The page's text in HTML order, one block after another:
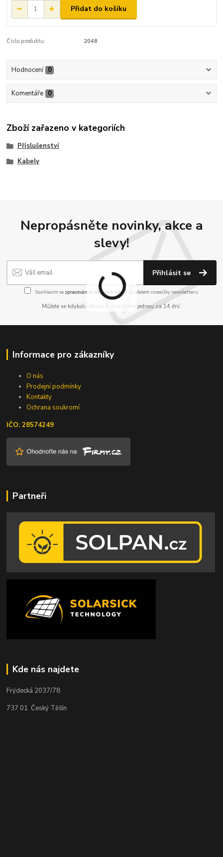
Přidat do košíku
Číslo produktu: 2048
Hodnocení 0
Komentáře 0
Zboží zařazeno v kategoriích
Příslušenství
Kabely
Nepropásněte novinky, akce a
slevy!
Přihlásit se
Souhlasím se zpracováním osobních údajůza účelem rozesílky newsletteru.
Můžete se kdykoli odhlásit. Zasíláme jednou za 14 dní.
Informace pro zákazníky
O nás
Prodejní podmínky
Kontakty
Ochrana soukromí
IČO: 28574249
Partneři
Kde nás najdete
Frýdecká 2037/78
737 01 Český Těšín